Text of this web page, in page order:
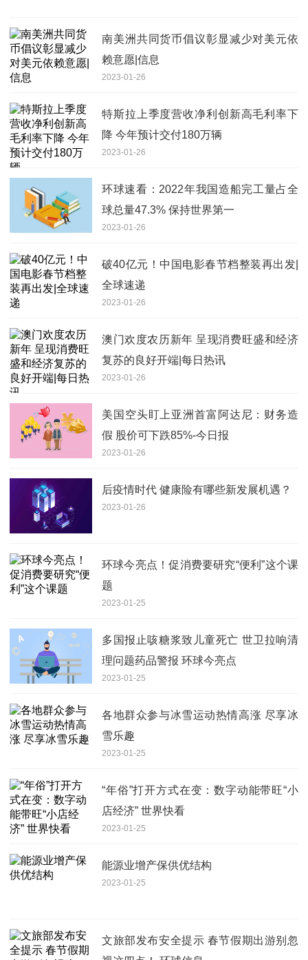
南美洲共同货币倡议彰显减少对美元依
赖意愿|信息
2023-01-26
特斯拉上季度营收净利创新高毛利率下
降 今年预计交付180万辆
2023-01-26
环球速看：2022年我国造船完工量占全
球总量47.3% 保持世界第一
2023-01-26
破40亿元！中国电影春节档整装再出发|
全球速递
2023-01-26
澳门欢度农历新年 呈现消费旺盛和经济
复苏的良好开端|每日热讯
2023-01-26
美国空头盯上亚洲首富阿达尼：财务造
假 股价可下跌85%-今日报
2023-01-26
后疫情时代 健康险有哪些新发展机遇？
2023-01-26
环球今亮点！促消费要研究“便利”这个课
题
2023-01-25
多国报止咳糖浆致儿童死亡 世卫拉响清
理问题药品警报 环球今亮点
2023-01-25
各地群众参与冰雪运动热情高涨 尽享冰
雪乐趣
2023-01-25
“年俗”打开方式在变：数字动能带旺“小
店经济” 世界快看
2023-01-25
能源业增产保供优结构
2023-01-25
文旅部发布安全提示 春节假期出游别忽